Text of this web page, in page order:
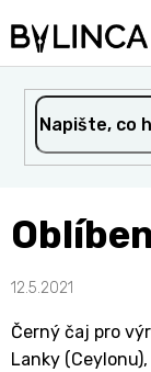
na
obsah
12.5.2021
Černý čaj pro
Lanky